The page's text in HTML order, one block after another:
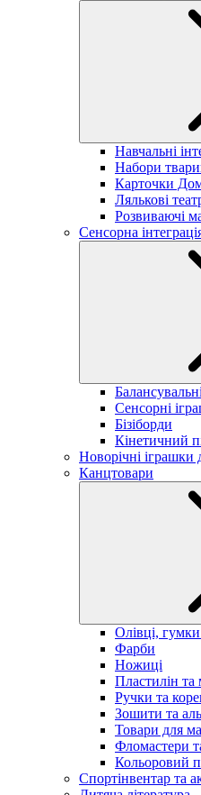
Навчальні
Набори
Карточки
Лялькові
Розвиваючі
Сенсорна
Сенсорні
Бізіборди
Кінетичний
Новорічні іграшки
Канцтовари
Олівці,
Фарби
Ножиці
Пластилін та
Ручки та
Зошити та
Товари для
Фломастери
Кольоровий
Спортінвентар та